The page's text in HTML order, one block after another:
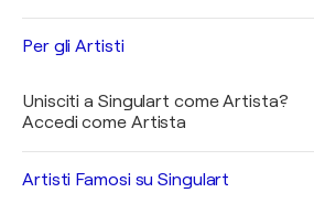
Per gli Artisti
Unisciti a Singulart come Artista?
Accedi come Artista
Artisti Famosi su Singulart